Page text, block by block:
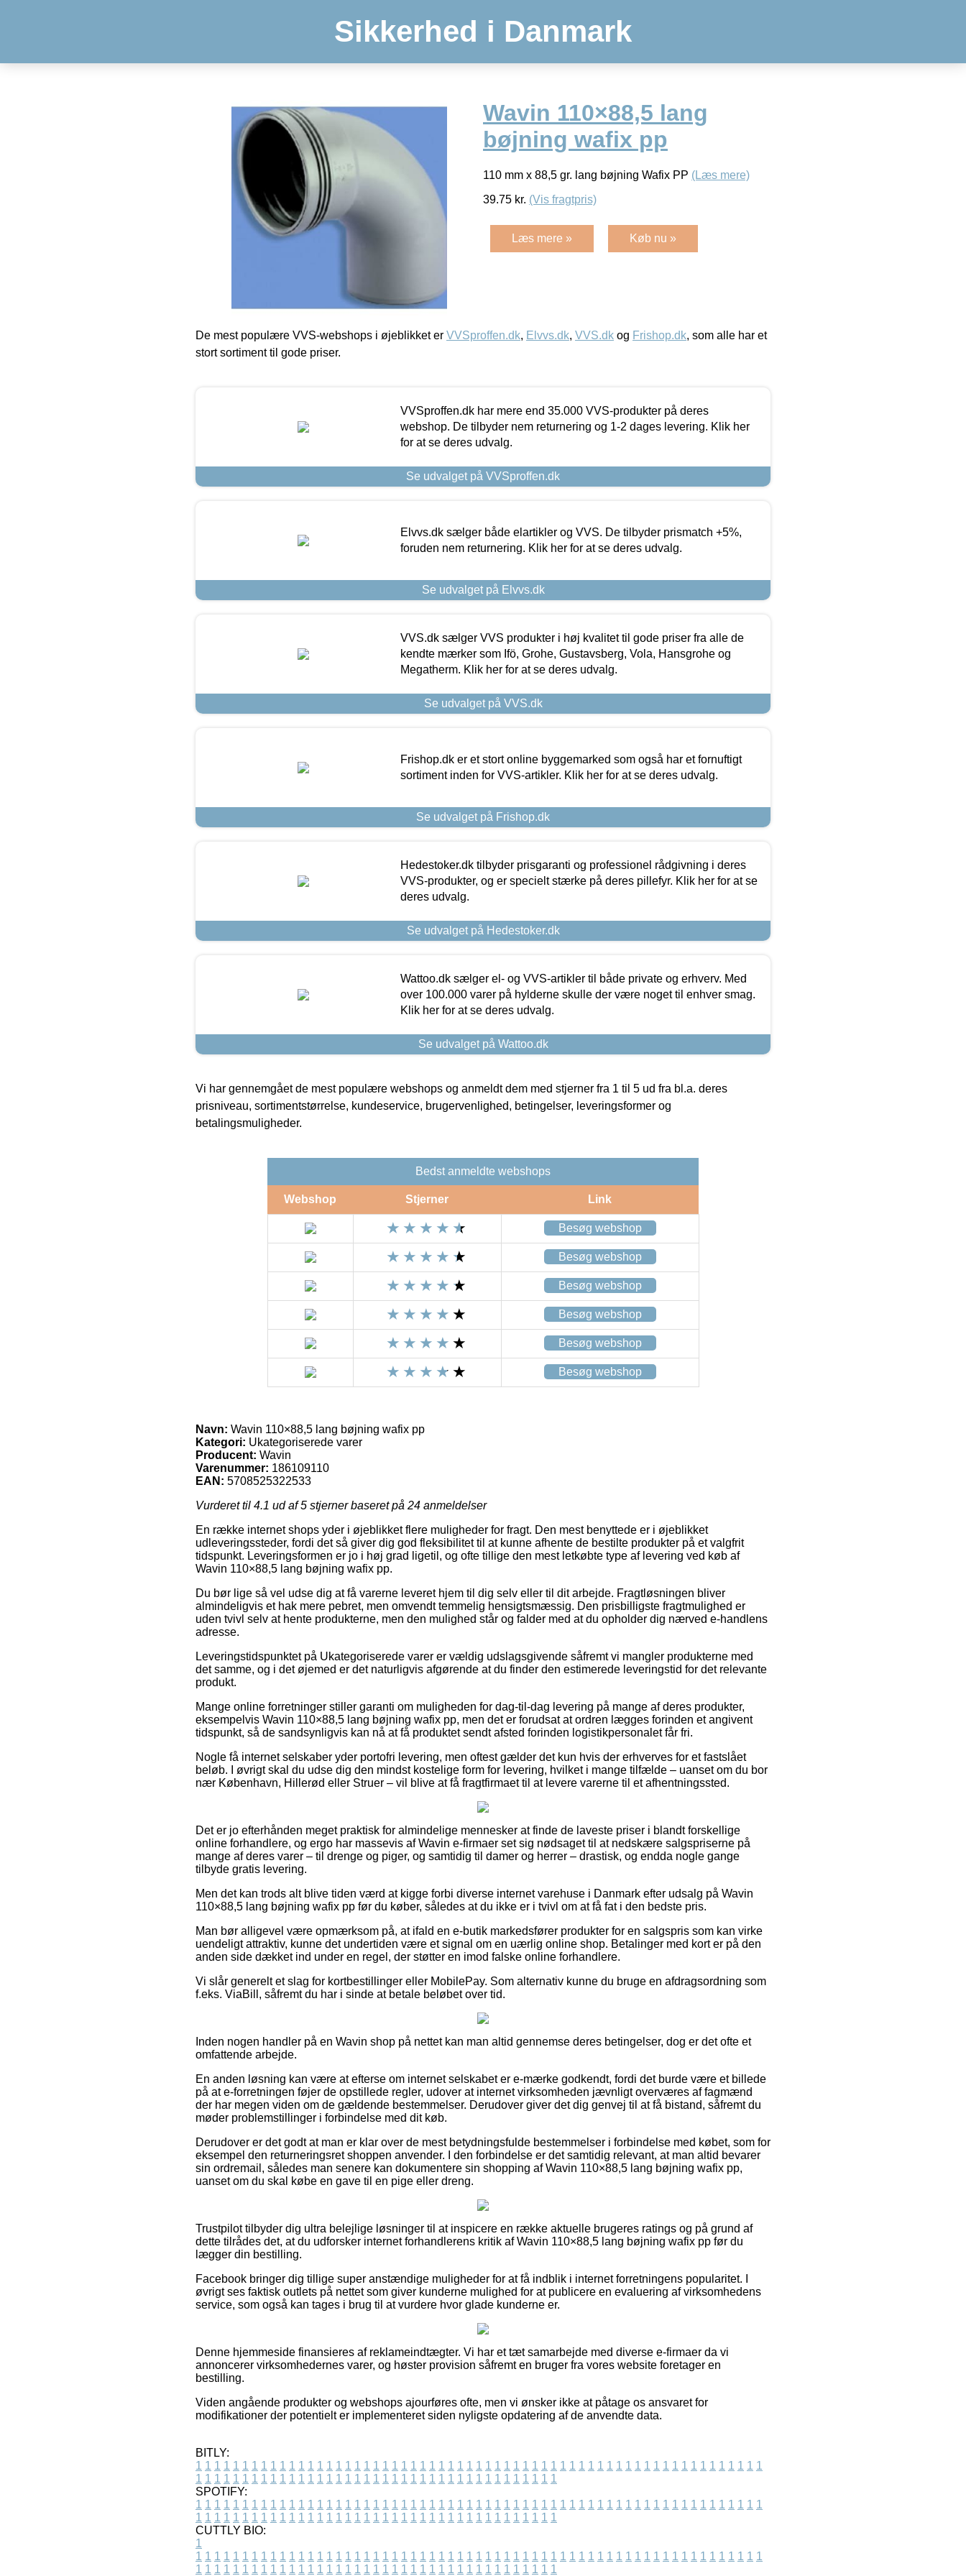
Sikkerhed i Danmark
Wavin 110×88,5 lang
bøjning wafix pp
110 mm x 88,5 gr. lang bøjning Wafix PP (Læs mere)
39.75 kr. (Vis fragtpris)
Læs mere » Køb nu »
De mest populære VVS-webshops i øjeblikket er VVSproffen.dk, Elvvs.dk, VVS.dk og Frishop.dk, som alle har et
stort sortiment til gode priser.
VVSproffen.dk har mere end 35.000 VVS-produkter på deres
webshop. De tilbyder nem returnering og 1-2 dages levering. Klik her
for at se deres udvalg.
Se udvalget på VVSproffen.dk
Elvvs.dk sælger både elartikler og VVS. De tilbyder prismatch +5%,
foruden nem returnering. Klik her for at se deres udvalg.
Se udvalget på Elvvs.dk
VVS.dk sælger VVS produkter i høj kvalitet til gode priser fra alle de
kendte mærker som Ifö, Grohe, Gustavsberg, Vola, Hansgrohe og
Megatherm. Klik her for at se deres udvalg.
Se udvalget på VVS.dk
Frishop.dk er et stort online byggemarked som også har et fornuftigt
sortiment inden for VVS-artikler. Klik her for at se deres udvalg.
Se udvalget på Frishop.dk
Hedestoker.dk tilbyder prisgaranti og professionel rådgivning i deres
VVS-produkter, og er specielt stærke på deres pillefyr. Klik her for at se
deres udvalg.
Se udvalget på Hedestoker.dk
Wattoo.dk sælger el- og VVS-artikler til både private og erhverv. Med
over 100.000 varer på hylderne skulle der være noget til enhver smag.
Klik her for at se deres udvalg.
Se udvalget på Wattoo.dk
Vi har gennemgået de mest populære webshops og anmeldt dem med stjerner fra 1 til 5 ud fra bl.a. deres
prisniveau, sortimentstørrelse, kundeservice, brugervenlighed, betingelser, leveringsformer og
betalingsmuligheder.
Bedst anmeldte webshops
Webshop Stjerner Link
Besøg webshop
Besøg webshop
Besøg webshop
Besøg webshop
Besøg webshop
Besøg webshop
Navn: Wavin 110×88,5 lang bøjning wafix pp
Kategori: Ukategoriserede varer
Producent: Wavin
Varenummer: 186109110
EAN: 5708525322533
Vurderet til 4.1 ud af 5 stjerner baseret på 24 anmeldelser
En række internet shops yder i øjeblikket flere muligheder for fragt. Den mest benyttede er i øjeblikket
udleveringssteder, fordi det så giver dig god fleksibilitet til at kunne afhente de bestilte produkter på et valgfrit
tidspunkt. Leveringsformen er jo i høj grad ligetil, og ofte tillige den mest letkøbte type af levering ved køb af
Wavin 110×88,5 lang bøjning wafix pp.
Du bør lige så vel udse dig at få varerne leveret hjem til dig selv eller til dit arbejde. Fragtløsningen bliver
almindeligvis et hak mere pebret, men omvendt temmelig hensigtsmæssig. Den prisbilligste fragtmulighed er
uden tvivl selv at hente produkterne, men den mulighed står og falder med at du opholder dig nærved e-handlens
adresse.
Leveringstidspunktet på Ukategoriserede varer er vældig udslagsgivende såfremt vi mangler produkterne med
det samme, og i det øjemed er det naturligvis afgørende at du finder den estimerede leveringstid for det relevante
produkt.
Mange online forretninger stiller garanti om muligheden for dag-til-dag levering på mange af deres produkter,
eksempelvis Wavin 110×88,5 lang bøjning wafix pp, men det er forudsat at ordren lægges forinden et angivent
tidspunkt, så de sandsynligvis kan nå at få produktet sendt afsted forinden logistikpersonalet får fri.
Nogle få internet selskaber yder portofri levering, men oftest gælder det kun hvis der erhverves for et fastslået
beløb. I øvrigt skal du udse dig den mindst kostelige form for levering, hvilket i mange tilfælde – uanset om du bor
nær København, Hillerød eller Struer – vil blive at få fragtfirmaet til at levere varerne til et afhentningssted.
Det er jo efterhånden meget praktisk for almindelige mennesker at finde de laveste priser i blandt forskellige
online forhandlere, og ergo har massevis af Wavin e-firmaer set sig nødsaget til at nedskære salgspriserne på
mange af deres varer – til drenge og piger, og samtidig til damer og herrer – drastisk, og endda nogle gange
tilbyde gratis levering.
Men det kan trods alt blive tiden værd at kigge forbi diverse internet varehuse i Danmark efter udsalg på Wavin
110×88,5 lang bøjning wafix pp før du køber, således at du ikke er i tvivl om at få fat i den bedste pris.
Man bør alligevel være opmærksom på, at ifald en e-butik markedsfører produkter for en salgspris som kan virke
uendeligt attraktiv, kunne det undertiden være et signal om en uærlig online shop. Betalinger med kort er på den
anden side dækket ind under en regel, der støtter en imod falske online forhandlere.
Vi slår generelt et slag for kortbestillinger eller MobilePay. Som alternativ kunne du bruge en afdragsordning som
f.eks. ViaBill, såfremt du har i sinde at betale beløbet over tid.
Inden nogen handler på en Wavin shop på nettet kan man altid gennemse deres betingelser, dog er det ofte et
omfattende arbejde.
En anden løsning kan være at efterse om internet selskabet er e-mærke godkendt, fordi det burde være et billede
på at e-forretningen føjer de opstillede regler, udover at internet virksomheden jævnligt overværes af fagmænd
der har megen viden om de gældende bestemmelser. Derudover giver det dig genvej til at få bistand, såfremt du
møder problemstillinger i forbindelse med dit køb.
Derudover er det godt at man er klar over de mest betydningsfulde bestemmelser i forbindelse med købet, som for
eksempel den returneringsret shoppen anvender. I den forbindelse er det samtidig relevant, at man altid bevarer
sin ordremail, således man senere kan dokumentere sin shopping af Wavin 110×88,5 lang bøjning wafix pp,
uanset om du skal købe en gave til en pige eller dreng.
Trustpilot tilbyder dig ultra belejlige løsninger til at inspicere en række aktuelle brugeres ratings og på grund af
dette tilrådes det, at du udforsker internet forhandlerens kritik af Wavin 110×88,5 lang bøjning wafix pp før du
lægger din bestilling.
Facebook bringer dig tillige super anstændige muligheder for at få indblik i internet forretningens popularitet. I
øvrigt ses faktisk outlets på nettet som giver kunderne mulighed for at publicere en evaluering af virksomhedens
service, som også kan tages i brug til at vurdere hvor glade kunderne er.
Denne hjemmeside finansieres af reklameindtægter. Vi har et tæt samarbejde med diverse e-firmaer da vi
annoncerer virksomhedernes varer, og høster provision såfremt en bruger fra vores website foretager en
bestilling.
Viden angående produkter og webshops ajourføres ofte, men vi ønsker ikke at påtage os ansvaret for
modifikationer der potentielt er implementeret siden nyligste opdatering af de anvendte data.
BITLY:
1 1 1 1 1 1 1 1 1 1 1 1 1 1 1 1 1 1 1 1 1 1 1 1 1 1 1 1 1 1 1 1 1 1 1 1 1 1 1 1 1 1 1 1 1 1 1 1 1 1 1 1 1 1 1 1 1 1 1 1 1
1 1 1 1 1 1 1 1 1 1 1 1 1 1 1 1 1 1 1 1 1 1 1 1 1 1 1 1 1 1 1 1 1 1 1 1 1 1 1
SPOTIFY:
1 1 1 1 1 1 1 1 1 1 1 1 1 1 1 1 1 1 1 1 1 1 1 1 1 1 1 1 1 1 1 1 1 1 1 1 1 1 1 1 1 1 1 1 1 1 1 1 1 1 1 1 1 1 1 1 1 1 1 1 1
1 1 1 1 1 1 1 1 1 1 1 1 1 1 1 1 1 1 1 1 1 1 1 1 1 1 1 1 1 1 1 1 1 1 1 1 1 1 1
CUTTLY BIO:
1
1 1 1 1 1 1 1 1 1 1 1 1 1 1 1 1 1 1 1 1 1 1 1 1 1 1 1 1 1 1 1 1 1 1 1 1 1 1 1 1 1 1 1 1 1 1 1 1 1 1 1 1 1 1 1 1 1 1 1 1 1
1 1 1 1 1 1 1 1 1 1 1 1 1 1 1 1 1 1 1 1 1 1 1 1 1 1 1 1 1 1 1 1 1 1 1 1 1 1 1